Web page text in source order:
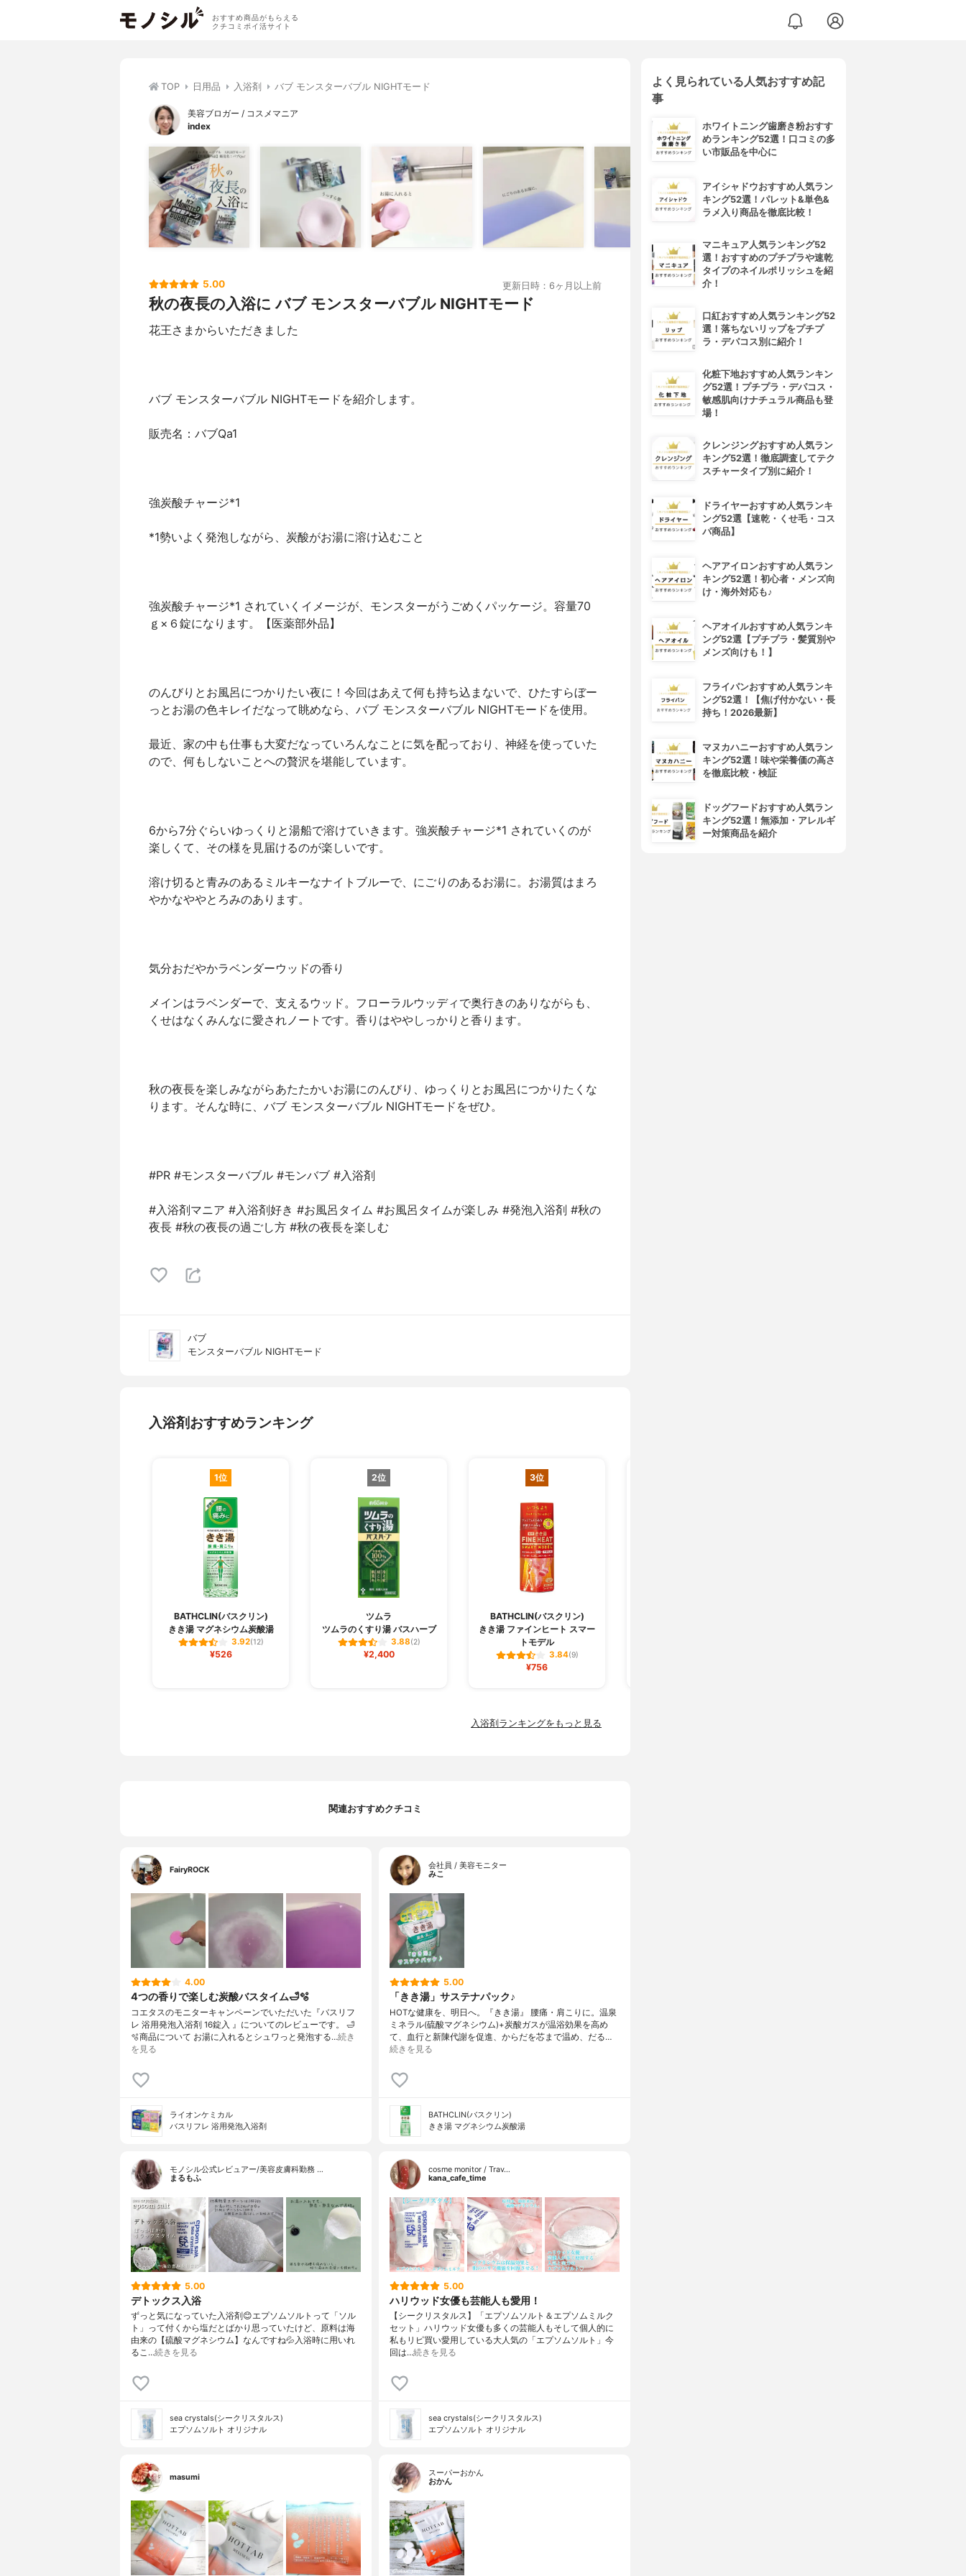
おすすめ商品がもらえる
クチコミポイ活サイト
TOP 日用品 入浴剤 バブ モンスターバブル NIGHTモード
美容ブロガー / コスメマニア
index
5.00 更新日時：6ヶ月以上前
秋の夜長の入浴に バブ モンスターバブル NIGHTモード
花王さまからいただきました
バブ モンスターバブル NIGHTモードを紹介します。
販売名：バブQa1
強炭酸チャージ*1
*1勢いよく発泡しながら、炭酸がお湯に溶け込むこと
強炭酸チャージ*1 されていくイメージが、モンスターがうごめくパッケージ。容量70
ｇ×６錠になります。【医薬部外品】
のんびりとお風呂につかりたい夜に！今回はあえて何も持ち込まないで、ひたすらぼー
っとお湯の色キレイだなって眺めなら、バブ モンスターバブル NIGHTモードを使用。
最近、家の中も仕事も大変だなっていろんなことに気を配っており、神経を使っていた
ので、何もしないことへの贅沢を堪能しています。
6から7分ぐらいゆっくりと湯船で溶けていきます。強炭酸チャージ*1 されていくのが
楽しくて、その様を見届けるのが楽しいです。
溶け切ると青みのあるミルキーなナイトブルーで、にごりのあるお湯に。お湯質はまろ
やかなややとろみのあります。
気分おだやかラベンダーウッドの香り
メインはラベンダーで、支えるウッド。フローラルウッディで奥行きのありながらも、
くせはなくみんなに愛されノートです。香りはややしっかりと香ります。
秋の夜長を楽しみながらあたたかいお湯にのんびり、ゆっくりとお風呂につかりたくな
ります。そんな時に、バブ モンスターバブル NIGHTモードをぜひ。
#PR #モンスターバブル #モンバブ #入浴剤
#入浴剤マニア #入浴剤好き #お風呂タイム #お風呂タイムが楽しみ #発泡入浴剤 #秋の
夜長 #秋の夜長の過ごし方 #秋の夜長を楽しむ
バブ
モンスターバブル NIGHTモード
入浴剤おすすめランキング
1位
BATHCLIN(バスクリン)
きき湯 マグネシウム炭酸湯
3.92(12)
¥526
2位
ツムラ
ツムラのくすり湯 バスハーブ
3.88(2)
¥2,400
3位
BATHCLIN(バスクリン)
きき湯 ファインヒート スマー
トモデル
3.84(9)
¥756
入浴剤ランキングをもっと見る
関連おすすめクチコミ
FairyROCK
4.00
4つの香りで楽しむ炭酸バスタイム🛁🫧
コエタスのモニターキャンペーンでいただいた『バスリフ
レ 浴用発泡入浴剤 16錠入 』についてのレビューです。 🛁
🫧商品について お湯に入れるとシュワっと発泡する…続き
を見る
ライオンケミカル
バスリフレ 浴用発泡入浴剤
会社員 / 美容モニター
みこ
5.00
「きき湯」サステナパック♪
HOTな健康を、明日へ。『きき湯』 腰痛・肩こりに。温泉
ミネラル(硫酸マグネシウム)+炭酸ガスが温浴効果を高め
て、血行と新陳代謝を促進、からだを芯まで温め、だる…
続きを見る
BATHCLIN(バスクリン)
きき湯 マグネシウム炭酸湯
モノシル公式レビュアー/美容皮膚科勤務 …
まるもふ
5.00
デトックス入浴
ずっと気になっていた入浴剤😊エプソムソルトって「ソル
ト」って付くから塩だとばかり思っていたけど、原料は海
由来の【硫酸マグネシウム】なんですね💦入浴時に用いれ
るこ…続きを見る
sea crystals(シークリスタルス)
エプソムソルト オリジナル
cosme monitor / Trav…
kana_cafe_time
5.00
ハリウッド女優も芸能人も愛用！
【シークリスタルス】「エプソムソルト＆エプソムミルク
セット」ハリウッド女優も多くの芸能人もそして個人的に
私もリピ買い愛用している大人気の「エプソムソルト」今
回は…続きを見る
sea crystals(シークリスタルス)
エプソムソルト オリジナル
masumi
スーパーおかん
おかん
よく見られている人気おすすめ記
事
ホワイトニング歯磨き粉おすす
めランキング52選！口コミの多
い市販品を中心に
アイシャドウおすすめ人気ラン
キング52選！パレット&単色&
ラメ入り商品を徹底比較！
マニキュア人気ランキング52
選！おすすめのプチプラや速乾
タイプのネイルポリッシュを紹
介！
口紅おすすめ人気ランキング52
選！落ちないリップをプチプ
ラ・デパコス別に紹介！
化粧下地おすすめ人気ランキン
グ52選！プチプラ・デパコス・
敏感肌向けナチュラル商品も登
場！
クレンジングおすすめ人気ラン
キング52選！徹底調査してテク
スチャータイプ別に紹介！
ドライヤーおすすめ人気ランキ
ング52選【速乾・くせ毛・コス
パ商品】
ヘアアイロンおすすめ人気ラン
キング52選！初心者・メンズ向
け・海外対応も♪
ヘアオイルおすすめ人気ランキ
ング52選【プチプラ・髪質別や
メンズ向けも！】
フライパンおすすめ人気ランキ
ング52選！【焦げ付かない・長
持ち！2026最新】
マヌカハニーおすすめ人気ラン
キング52選！味や栄養価の高さ
を徹底比較・検証
ドッグフードおすすめ人気ラン
キング52選！無添加・アレルギ
ー対策商品を紹介